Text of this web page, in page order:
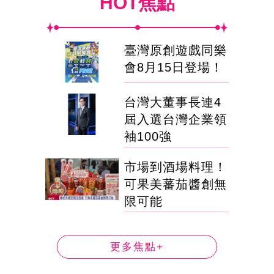
臺灣原創遊戲同樂
會8月15日登場！
台灣大董事長連4
屆入選台灣企業領
袖100強
市場到酒場料理！
可果美蕃茄醬創無
限可能
更多焦點+